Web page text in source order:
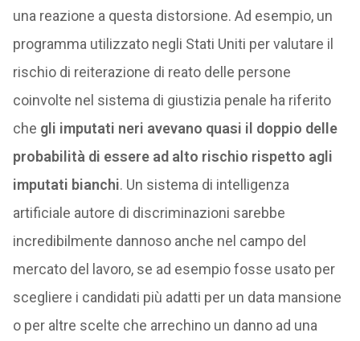
una reazione a questa distorsione. Ad esempio, un
programma utilizzato negli Stati Uniti per valutare il
rischio di reiterazione di reato delle persone
coinvolte nel sistema di giustizia penale ha riferito
che gli imputati neri avevano quasi il doppio delle
probabilità di essere ad alto rischio rispetto agli
imputati bianchi. Un sistema di intelligenza
artificiale autore di discriminazioni sarebbe
incredibilmente dannoso anche nel campo del
mercato del lavoro, se ad esempio fosse usato per
scegliere i candidati più adatti per un data mansione
o per altre scelte che arrechino un danno ad una